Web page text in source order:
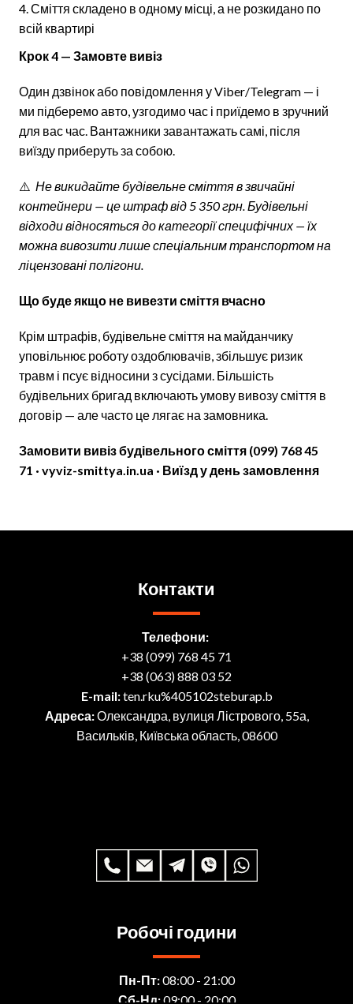
Сміття складено в одному місці, а не розкидано по
всій квартирі
Крок 4 — Замовте вивіз
Один дзвінок або повідомлення у Viber/Telegram — і
ми підберемо авто, узгодимо час і приїдемо в зручний
для вас час. Вантажники завантажать самі, після
виїзду приберуть за собою.
⚠️ Не викидайте будівельне сміття в звичайні
контейнери — це штраф від 5 350 грн. Будівельні
відходи відносяться до категорії специфічних — їх
можна вивозити лише спеціальним транспортом на
ліцензовані полігони.
Що буде якщо не вивезти сміття вчасно
Крім штрафів, будівельне сміття на майданчику
уповільнює роботу оздоблювачів, збільшує ризик
травм і псує відносини з сусідами. Більшість
будівельних бригад включають умову вивозу сміття в
договір — але часто це лягає на замовника.
Замовити вивіз будівельного сміття (099) 768 45
71 · vyviz-smittya.in.ua · Виїзд у день замовлення
Контакти
Телефони:
+38 (099) 768 45 71
+38 (063) 888 03 52
E-mail:ten.rku%405102steburap.b
Адреса:Олександра, вулиця Лістрового, 55а,
Васильків, Київська область, 08600
Робочі години
Пн-Пт:08:00 - 21:00
Сб-Нд:09:00 - 20:00